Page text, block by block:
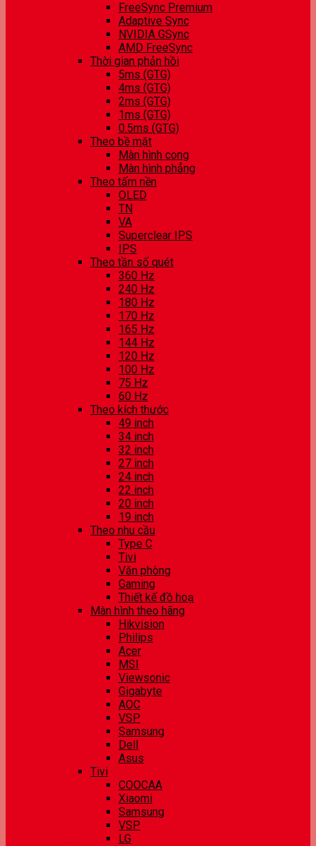
FreeSync Premium
Adaptive Sync
NVIDIA GSync
AMD FreeSync
Thời gian phản hồi
5ms (GTG)
4ms (GTG)
2ms (GTG)
1ms (GTG)
0.5ms (GTG)
Theo bề mặt
Màn hình cong
Màn hình phẳng
Theo tấm nền
OLED
TN
VA
Superclear IPS
IPS
Theo tần số quét
360 Hz
240 Hz
180 Hz
170 Hz
165 Hz
144 Hz
120 Hz
100 Hz
75 Hz
60 Hz
Theo kích thước
49 inch
34 inch
32 inch
27 inch
24 inch
22 inch
20 inch
19 inch
Theo nhu cầu
Type C
Tivi
Văn phòng
Gaming
Thiết kế đồ hoạ
Màn hình theo hãng
Hikvision
Philips
Acer
MSI
Viewsonic
Gigabyte
AOC
VSP
Samsung
Dell
Asus
Tivi
COOCAA
Xiaomi
Samsung
VSP
LG